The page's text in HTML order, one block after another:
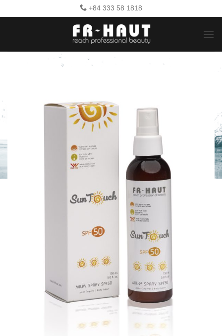
qua
+84 333 58 1818